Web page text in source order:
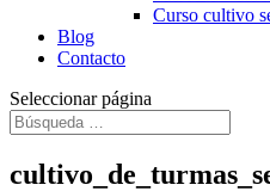
Curso cultivo
Blog
Contacto
Seleccionar página